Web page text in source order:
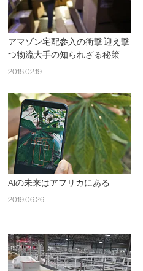
アマゾン宅配参入の衝撃 迎え撃
つ物流大手の知られざる秘策
2018.02.19
AIの未来はアフリカにある
2019.06.26